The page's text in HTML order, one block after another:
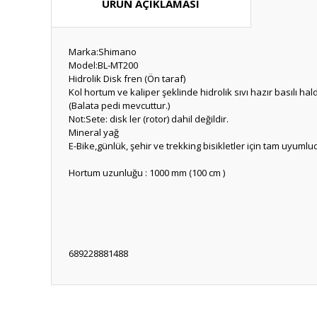
ÜRÜN AÇIKLAMASI
Marka:Shimano
Model:BL-MT200
Hidrolik Disk fren (Ön taraf)
Kol hortum ve kaliper şeklinde hidrolik sıvı hazır basılı
(Balata pedi mevcuttur.)
Not:Sete: disk ler (rotor) dahil değildir.
Mineral yağ
E-Bike,günlük, şehir ve trekking bisikletler için tam
Hortum uzunluğu : 1000 mm (100 cm )
689228881488